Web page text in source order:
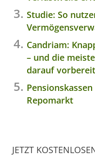
Studie: So
Candriam:
– und die
darauf
Repomarkt
JETZT